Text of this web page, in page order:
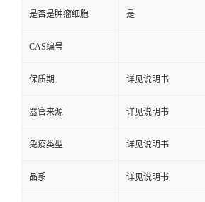
是否是肿瘤细胞 是
CAS编号
保质期 详见说明书
器官来源 详见说明书
免疫类型 详见说明书
品系 详见说明书